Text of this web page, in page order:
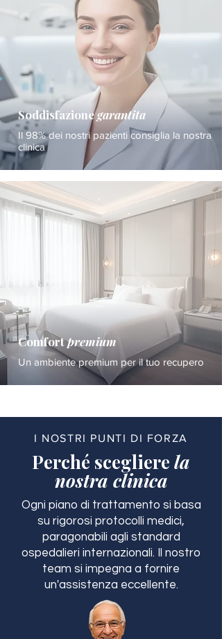
Soddisfazionegarantita
Il 98% dei nostri pazienti consiglia la nostra
clinica
Comfortpremium
Un ambiente premium per il tuo recupero
I NOSTRI PUNTI DI FORZA
Perché scegliere la
nostra clinica
Ogni piano di trattamento si basa
su rigorosi protocolli medici,
paragonabili agli standard
ospedalieri internazionali. Il nostro
team si impegna a fornire
un'assistenza eccellente.